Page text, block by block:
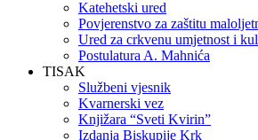
Katehetski ured
Povjerenstvo za zaštitu
Ured za crkvenu umjetnost i
Postulatura A. Mahnića
TISAK
Službeni vjesnik
Kvarnerski vez
Knjižara “Sveti Kvirin”
Izdanja Biskupije Krk